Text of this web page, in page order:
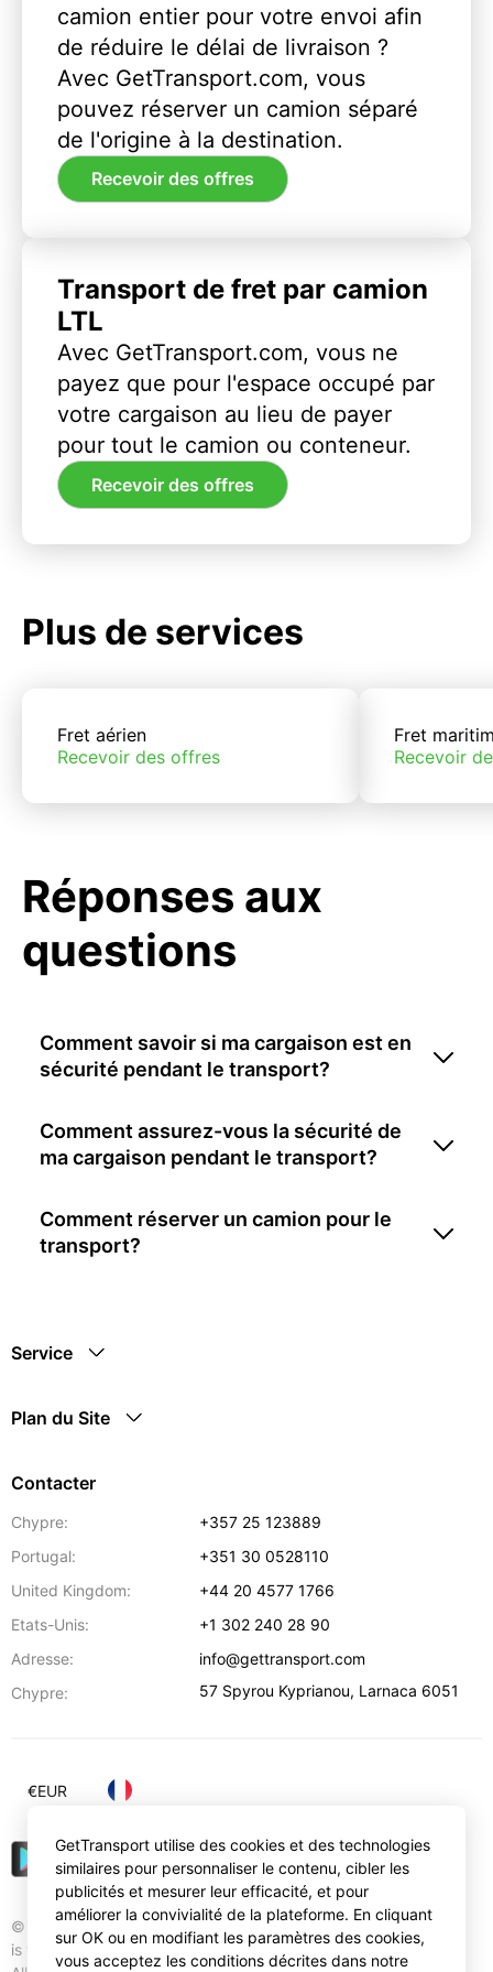
camion entier pour votre envoi afin
de réduire le délai de livraison ?
Avec GetTransport.com, vous
pouvez réserver un camion séparé
de l'origine à la destination.
Recevoir des offres
Transport de fret par camion
LTL
Avec GetTransport.com, vous ne
payez que pour l'espace occupé par
votre cargaison au lieu de payer
pour tout le camion ou conteneur.
Recevoir des offres
Plus de services
Fret aérien
Recevoir des offres
Fret
Recevoir
Réponses aux
questions
Comment savoir si ma cargaison est en
sécurité pendant le transport?
Comment assurez-vous la sécurité de
ma cargaison pendant le transport?
Comment réserver un camion pour le
transport?
Service
Plan du Site
Contacter
Chypre:
+357 25 123889
Portugal:
+351 30 0528110
United Kingdom:
+44 20 4577 1766
Etats-Unis:
+1 302 240 28 90
Adresse:
info@gettransport.com
Chypre:
57 Spyrou Kyprianou, Larnaca 6051
© Gettransport International Limited. GetTransport®
is trademark of Gettransport International Limited.
€EUR
GetTransport utilise des cookies et des technologies
similaires pour personnaliser le contenu, cibler les
publicités et mesurer leur efficacité, et pour
améliorer la convivialité de la plateforme. En cliquant
sur OK ou en modifiant les paramètres des cookies,
vous acceptez les conditions décrites dans notre